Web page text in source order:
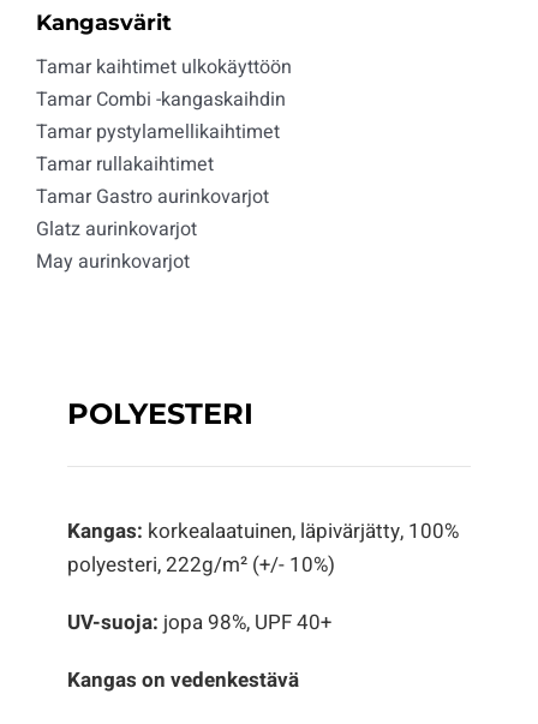
Kangasvärit
Tamar kaihtimet ulkokäyttöön
Tamar Combi -kangaskaihdin
Tamar pystylamellikaihtimet
Tamar rullakaihtimet
Tamar Gastro aurinkovarjot
Glatz aurinkovarjot
May aurinkovarjot
POLYESTERI
Kangas: korkealaatuinen, läpivärjätty, 100%
polyesteri, 222g/m² (+/- 10%)
UV-suoja: jopa 98%, UPF 40+
Kangas on vedenkestävä